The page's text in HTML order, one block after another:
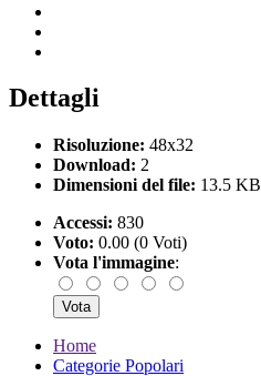
Dettagli
Risoluzione: 48x32
Download: 2
Dimensioni del file: 13.5 KB
Accessi: 830
Voto: 0.00 (0 Voti)
Vota l'immagine:
Home
Categorie Popolari